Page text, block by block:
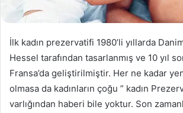
İlk kadın prezervatifi 1980’li yıllarda
Hessel tarafından tasarlanmış ve 10 yıl
Fransa’da geliştirilmiştir. Her ne kadar
olmasa da kadınların çoğu ” kadın
varlığından haberi bile yoktur. Son